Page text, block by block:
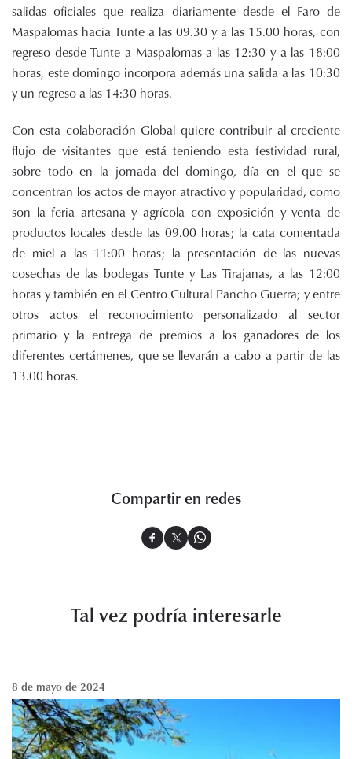
salidas oficiales que realiza diariamente desde el Faro de
Maspalomas hacia Tunte a las 09.30 y a las 15.00 horas, con
regreso desde Tunte a Maspalomas a las 12:30 y a las 18:00
horas, este domingo incorpora además una salida a las 10:30
y un regreso a las 14:30 horas.
Con esta colaboración Global quiere contribuir al creciente
flujo de visitantes que está teniendo esta festividad rural,
sobre todo en la jornada del domingo, día en el que se
concentran los actos de mayor atractivo y popularidad, como
son la feria artesana y agrícola con exposición y venta de
productos locales desde las 09.00 horas; la cata comentada
de miel a las 11:00 horas; la presentación de las nuevas
cosechas de las bodegas Tunte y Las Tirajanas, a las 12:00
horas y también en el Centro Cultural Pancho Guerra; y entre
otros actos el reconocimiento personalizado al sector
primario y la entrega de premios a los ganadores de los
diferentes certámenes, que se llevarán a cabo a partir de las
13.00 horas.
Compartir en redes
Tal vez podría interesarle
8 de mayo de 2024